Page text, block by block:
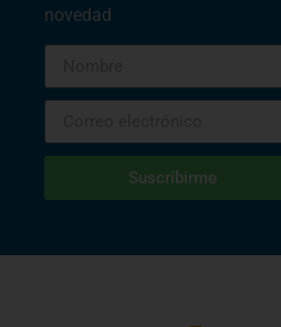
novedad
Suscribirme